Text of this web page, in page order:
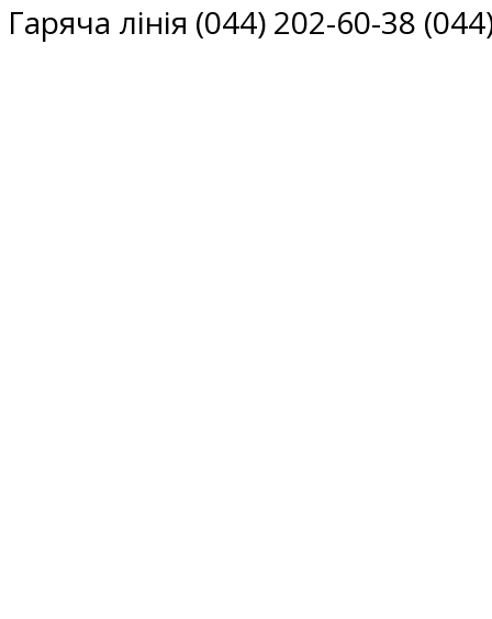
Гаряча лінія (044) 202-60-38